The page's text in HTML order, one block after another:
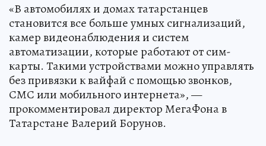
«В автомобилях и домах татарстанцев
становится все больше умных сигнализаций,
камер видеонаблюдения и систем
автоматизации, которые работают от сим-
карты. Такими устройствами можно управлять
без привязки к вайфай с помощью звонков,
СМС или мобильного интернета», —
прокомментировал директор МегаФона в
Татарстане Валерий Борунов.